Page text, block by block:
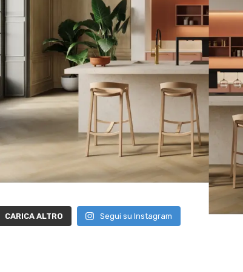
CARICA ALTRO Segui su Instagram